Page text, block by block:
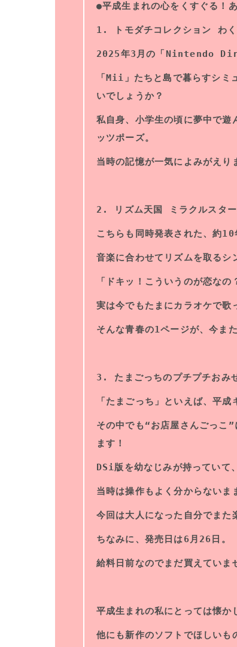
●平成生まれの心をくすぐる！
1. トモダチコレクション わく
2025年3月の「Nintendo
「Mii」たちと島で暮らすシミ
いでしょうか？
私自身、小学生の頃に夢中で遊
ッツポーズ。
当時の記憶が一気によみがえり
2. リズム天国 ミラクルスター
こちらも同時発表された、約10
音楽に合わせてリズムを取るシ
「ドキッ！こういうのが恋な
実は今でもたまにカラオケで歌
そんな青春の1ページが、今ま
3. たまごっちのプチプチおみ
「たまごっち」といえば、平成
その中でも“お店屋さんごっこ
ます！
DSi版を幼なじみが持っていて
当時は操作もよく分からないま
今回は大人になった自分でまた
ちなみに、発売日は6月26日。
給料日前なのでまだ買えていま
平成生まれの私にとっては懐か
他にも新作のソフトでほしいも